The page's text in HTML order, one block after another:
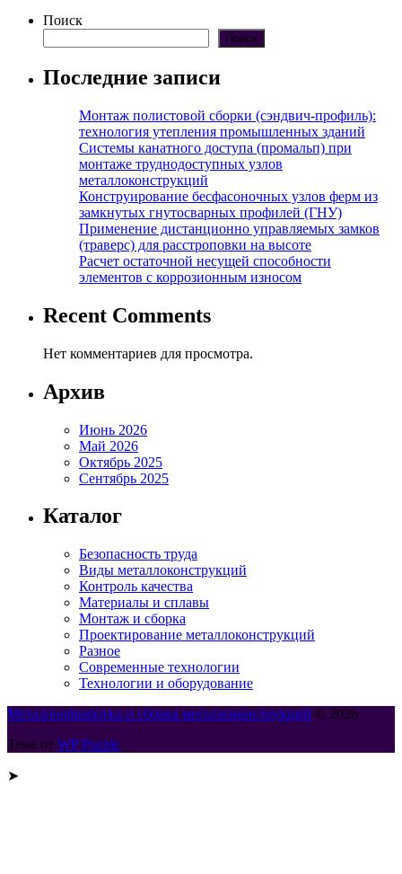
Поиск
Поиск
Последние записи
Монтаж полистовой сборки (сэндвич-профиль):
технология утепления промышленных зданий
Системы канатного доступа (промальп) при
монтаже труднодоступных узлов
металлоконструкций
Конструирование бесфасоночных узлов ферм из
замкнутых гнутосварных профилей (ГНУ)
Применение дистанционно управляемых замков
(траверс) для расстроповки на высоте
Расчет остаточной несущей способности
элементов с коррозионным износом
Recent Comments
Нет комментариев для просмотра.
Архив
Июнь 2026
Май 2026
Октябрь 2025
Сентябрь 2025
Каталог
Безопасность труда
Виды металлоконструкций
Контроль качества
Материалы и сплавы
Монтаж и сборка
Проектирование металлоконструкций
Разное
Современные технологии
Технологии и оборудование
Металлообработка и сборка металлоконструкций © 2026
Тема от WP Puzzle
➤